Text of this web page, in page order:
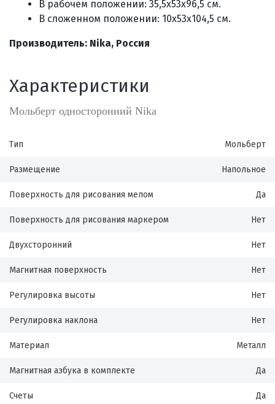
В рабочем положении: 35,5х53х96,5 см.
В сложенном положении: 10х53х104,5 см.
Производитель: Nika, Россия
Характеристики
Мольберт односторонний Nika
Тип Мольберт
Размещение Напольное
Поверхность для рисования мелом Да
Поверхность для рисования маркером Нет
Двухсторонний Нет
Магнитная поверхность Нет
Регулировка высоты Нет
Регулировка наклона Нет
Материал Металл
Магнитная азбука в комплекте Да
Счеты Да